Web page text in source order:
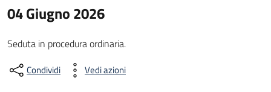
04 Giugno 2026
Seduta in procedura ordinaria.
Condividi Vedi azioni